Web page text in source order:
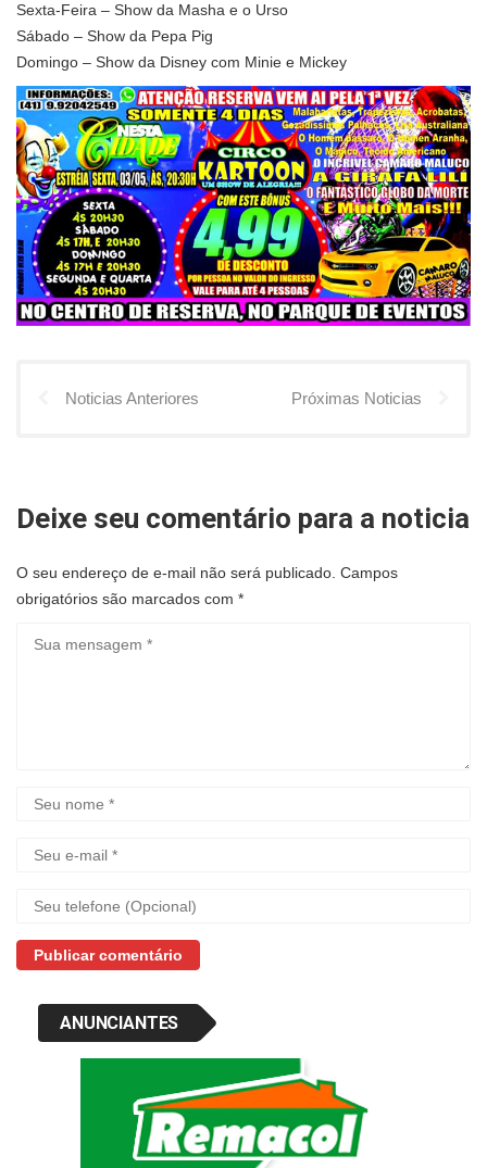
Sexta-Feira – Show da Masha e o Urso
Sábado – Show da Pepa Pig
Domingo – Show da Disney com Minie e Mickey
Noticias Anteriores Próximas Noticias
Deixe seu comentário para a noticia
O seu endereço de e-mail não será publicado. Campos
obrigatórios são marcados com *
ANUNCIANTES